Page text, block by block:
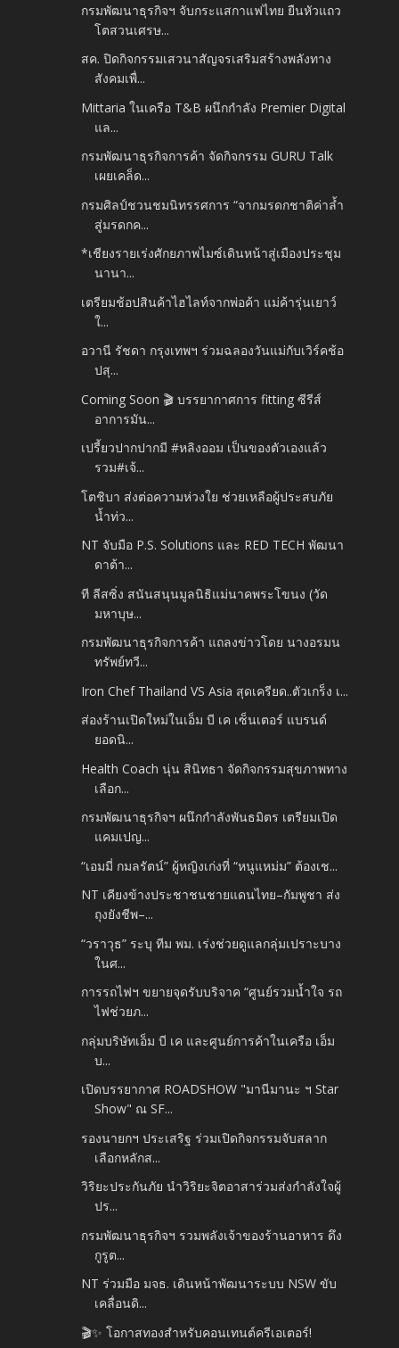
กรมพัฒนาธุรกิจฯ จับกระแสกาแฟไทย ยืนหัวแถว
โตสวนเศรษ...
สค. ปิดกิจกรรมเสวนาสัญจรเสริมสร้างพลังทาง
สังคมเพื่...
Mittaria ในเครือ T&B ผนึกกำลัง Premier Digital
แล...
กรมพัฒนาธุรกิจการค้า จัดกิจกรรม GURU Talk
เผยเคล็ด...
กรมศิลป์ชวนชมนิทรรศการ “จากมรดกชาติค่าล้ำ
สู่มรดกค...
*เชียงรายเร่งศักยภาพไมซ์เดินหน้าสู่เมืองประชุม
นานา...
เตรียมช้อปสินค้าไฮไลท์จากพ่อค้า แม่ค้ารุ่นเยาว์
ใ...
อวานี รัชดา กรุงเทพฯ ร่วมฉลองวันแม่กับเวิร์คช้อ
ปสุ...
Coming Soon 🎬 บรรยากาศการ fitting ซีรีส์
อาการมัน...
เปรี้ยวปากปากมี #หลิงออม เป็นของตัวเองแล้ว
รวม#เจ้...
โตชิบา ส่งต่อความห่วงใย ช่วยเหลือผู้ประสบภัย
น้ำท่ว...
NT จับมือ P.S. Solutions และ RED TECH พัฒนา
ดาต้า...
ที ลีสซิ่ง สนันสนุนมูลนิธิแม่นาคพระโขนง (วัด
มหาบุษ...
กรมพัฒนาธุรกิจการค้า แถลงข่าวโดย นางอรมน
ทรัพย์ทวี...
Iron Chef Thailand VS Asia สุดเครียด..ตัวเกร็ง เ...
ส่องร้านเปิดใหม่ในเอ็ม บี เค เซ็นเตอร์ แบรนด์
ยอดนิ...
Health Coach นุ่น สินิทธา จัดกิจกรรมสุขภาพทาง
เลือก...
กรมพัฒนาธุรกิจฯ ผนึกกำลังพันธมิตร เตรียมเปิด
แคมเปญ...
“เอมมี่ กมลรัตน์” ผู้หญิงเก่งที่ “หนูแหม่ม” ต้องเช...
NT เคียงข้างประชาชนชายแดนไทย–กัมพูชา ส่ง
ถุงยังชีพ–...
“วราวุธ” ระบุ ทีม พม. เร่งช่วยดูแลกลุ่มเปราะบาง
ในศ...
การรถไฟฯ ขยายจุดรับบริจาค “ศูนย์รวมน้ำใจ รถ
ไฟช่วยภ...
กลุ่มบริษัทเอ็ม บี เค และศูนย์การค้าในเครือ เอ็ม
บ...
เปิดบรรยากาศ ROADSHOW "มานีมานะ ฯ Star
Show" ณ SF...
รองนายกฯ ประเสริฐ ร่วมเปิดกิจกรรมจับสลาก
เลือกหลักส...
วิริยะประกันภัย นำวิริยะจิตอาสาร่วมส่งกำลังใจผู้
ปร...
กรมพัฒนาธุรกิจฯ รวมพลังเจ้าของร้านอาหาร ดึง
กูรูต...
NT ร่วมมือ มจธ. เดินหน้าพัฒนาระบบ NSW ขับ
เคลื่อนดิ...
🎬✨ โอกาสทองสำหรับคอนเทนต์ครีเอเตอร์!